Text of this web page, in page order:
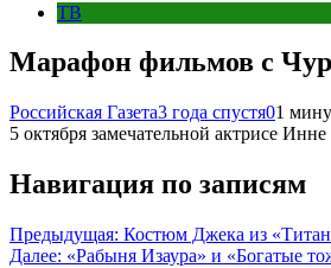
ТВ
Марафон фильмов с
Российская Газета3 года спустя01
5 октября замечательной актрисе
Навигация по записям
Предыдущая: Костюм Джека из
Далее: «Рабыня Изаура» и «Богатые